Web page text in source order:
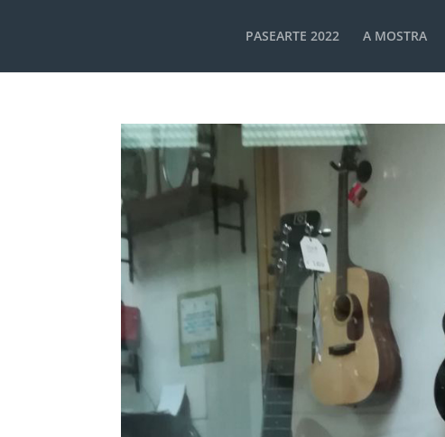
PASEARTE 2022 A MOSTRA